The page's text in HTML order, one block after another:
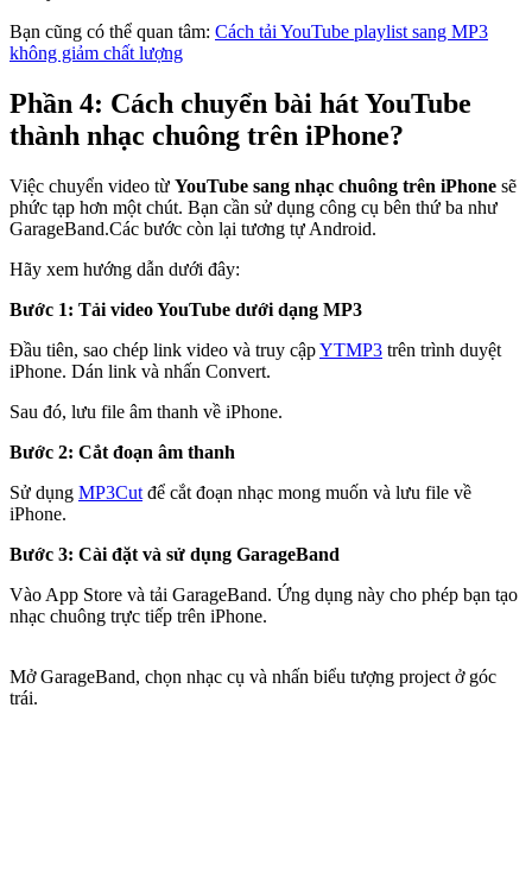
Bạn cũng có thể quan tâm: Cách tải YouTube playlist sang MP3
không giảm chất lượng
Phần 4: Cách chuyển bài hát YouTube
thành nhạc chuông trên iPhone?
Việc chuyển video từ YouTube sang nhạc chuông trên iPhone sẽ
phức tạp hơn một chút. Bạn cần sử dụng công cụ bên thứ ba như
GarageBand.Các bước còn lại tương tự Android.
Hãy xem hướng dẫn dưới đây:
Bước 1: Tải video YouTube dưới dạng MP3
Đầu tiên, sao chép link video và truy cậpYTMP3 trên trình duyệt
iPhone. Dán link và nhấn Convert.
Sau đó, lưu file âm thanh về iPhone.
Bước 2: Cắt đoạn âm thanh
Sử dụng MP3Cut để cắt đoạn nhạc mong muốn và lưu file về
iPhone.
Bước 3: Cài đặt và sử dụng GarageBand
Vào App Store và tải GarageBand. Ứng dụng này cho phép bạn tạo
nhạc chuông trực tiếp trên iPhone.
Mở GarageBand, chọn nhạc cụ và nhấn biểu tượng project ở góc
trái.